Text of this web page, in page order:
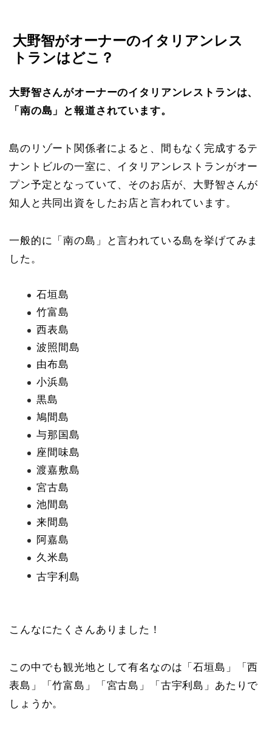
大野智がオーナーのイタリアンレス
トランはどこ？
大野智さんがオーナーのイタリアンレストランは、
「南の島」と報道されています。
島のリゾート関係者によると、間もなく完成するテ
ナントビルの一室に、イタリアンレストランがオー
プン予定となっていて、そのお店が、大野智さんが
知人と共同出資をしたお店と言われています。
一般的に「南の島」と言われている島を挙げてみま
した。
石垣島
竹富島
西表島
波照間島
由布島
小浜島
黒島
鳩間島
与那国島
座間味島
渡嘉敷島
宮古島
池間島
来間島
阿嘉島
久米島
古宇利島
こんなにたくさんありました！
この中でも観光地として有名なのは「石垣島」「西
表島」「竹富島」「宮古島」「古宇利島」あたりで
しょうか。